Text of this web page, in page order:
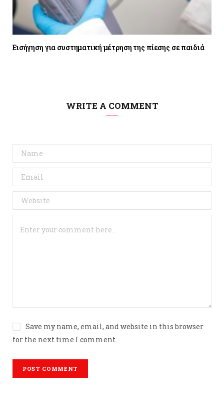
Εισήγηση για συστηματική μέτρηση της πίεσης σε παιδιά
WRITE A COMMENT
Save my name, email, and website in this browser
for the next time I comment.